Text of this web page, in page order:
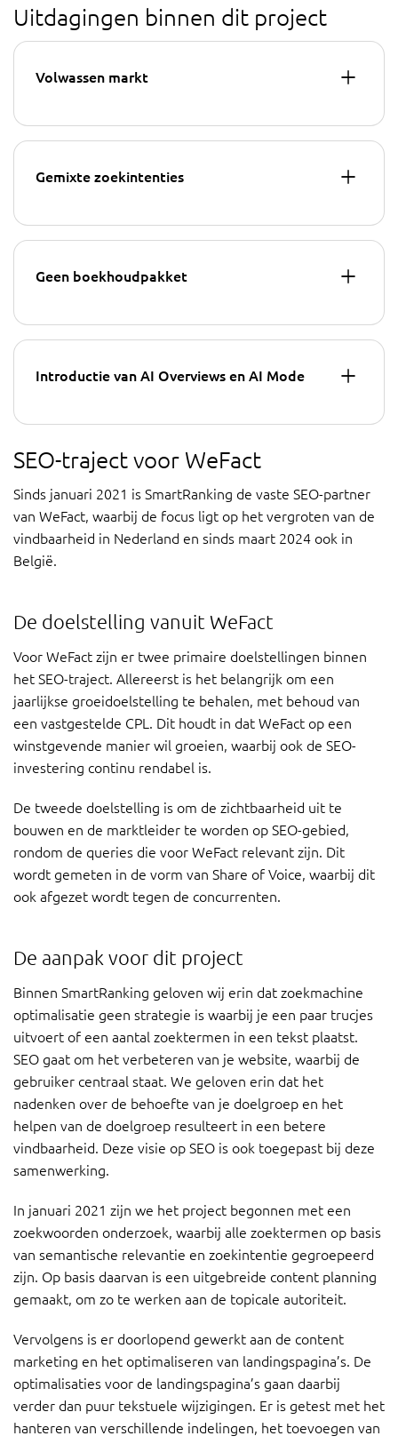
Uitdagingen binnen dit project
Volwassen markt
Gemixte zoekintenties
Geen boekhoudpakket
Introductie van AI Overviews en AI Mode
SEO-traject voor WeFact
Sinds januari 2021 is SmartRanking de vaste SEO-partner
van WeFact, waarbij de focus ligt op het vergroten van de
vindbaarheid in Nederland en sinds maart 2024 ook in
België.
De doelstelling vanuit WeFact
Voor WeFact zijn er twee primaire doelstellingen binnen
het SEO-traject. Allereerst is het belangrijk om een
jaarlijkse groeidoelstelling te behalen, met behoud van
een vastgestelde CPL. Dit houdt in dat WeFact op een
winstgevende manier wil groeien, waarbij ook de SEO-
investering continu rendabel is.
De tweede doelstelling is om de zichtbaarheid uit te
bouwen en de marktleider te worden op SEO-gebied,
rondom de queries die voor WeFact relevant zijn. Dit
wordt gemeten in de vorm van Share of Voice, waarbij dit
ook afgezet wordt tegen de concurrenten.
De aanpak voor dit project
Binnen SmartRanking geloven wij erin dat zoekmachine
optimalisatie geen strategie is waarbij je een paar trucjes
uitvoert of een aantal zoektermen in een tekst plaatst.
SEO gaat om het verbeteren van je website, waarbij de
gebruiker centraal staat. We geloven erin dat het
nadenken over de behoefte van je doelgroep en het
helpen van de doelgroep resulteert in een betere
vindbaarheid. Deze visie op SEO is ook toegepast bij deze
samenwerking.
In januari 2021 zijn we het project begonnen met een
zoekwoorden onderzoek, waarbij alle zoektermen op basis
van semantische relevantie en zoekintentie gegroepeerd
zijn. Op basis daarvan is een uitgebreide content planning
gemaakt, om zo te werken aan de topicale autoriteit.
Vervolgens is er doorlopend gewerkt aan de content
marketing en het optimaliseren van landingspagina’s. De
optimalisaties voor de landingspagina’s gaan daarbij
verder dan puur tekstuele wijzigingen. Er is getest met het
hanteren van verschillende indelingen, het toevoegen van